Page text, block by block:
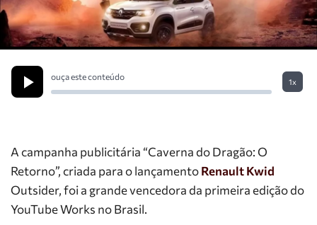
ouça este conteúdo
1x
A campanha publicitária “Caverna do Dragão: O
Retorno”, criada para o lançamentoRenault Kwid
Outsider, foi a grande vencedora da primeira edição do
YouTube Works no Brasil.